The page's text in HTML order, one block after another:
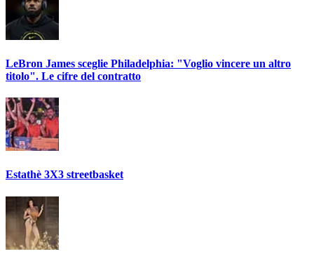
LeBron James sceglie Philadelphia: "Voglio vincere un altro
titolo". Le cifre del contratto
Estathè 3X3 streetbasket